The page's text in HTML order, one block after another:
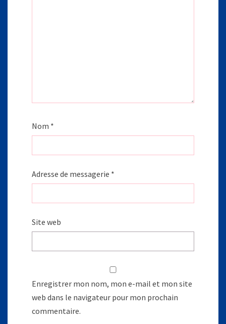
Nom *
Adresse de messagerie *
Site web
Enregistrer mon nom, mon e-mail et mon site
web dans le navigateur pour mon prochain
commentaire.